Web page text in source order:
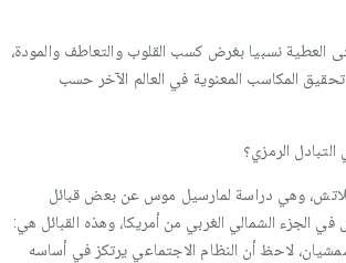
العطية نسبيا بغرض كسب القلوب والتعاطف والمودة،
المكاسب المعنوية في العالم الآخر حسب
الرمزي؟
وهي دراسة لمارسيل موس عن بعض قبائل
في الجزء الشمالي الغربي من أمريكا، وهذه القبائل هي:
لاحظ أن النظام الاجتماعي يرتكز في أساسه